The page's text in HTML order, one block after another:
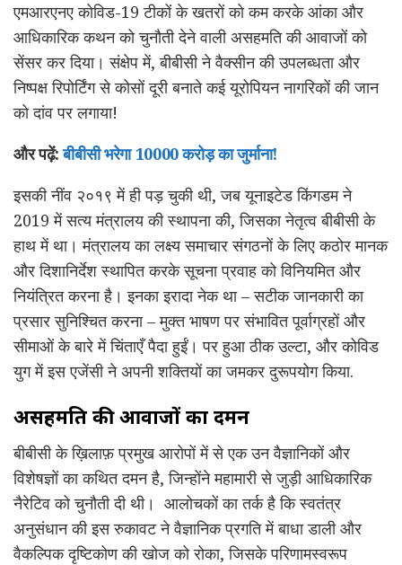
एमआरएनए कोविड-19 टीकों के खतरों को कम करके आंका और
आधिकारिक कथन को चुनौती देने वाली असहमति की आवाजों को
सेंसर कर दिया। संक्षेप में, बीबीसी ने वैक्सीन की उपलब्धता और
निष्पक्ष रिपोर्टिंग से कोसों दूरी बनाते कई यूरोपियन नागरिकों की जान
को दांव पर लगाया!
और पढ़ें:बीबीसी भरेगा 10000 करोड़ का जुर्माना!
इसकी नींव २०१९ में ही पड़ चुकी थी, जब यूनाइटेड किंगडम ने
2019 में सत्य मंत्रालय की स्थापना की, जिसका नेतृत्व बीबीसी के
हाथ में था। मंत्रालय का लक्ष्य समाचार संगठनों के लिए कठोर मानक
और दिशानिर्देश स्थापित करके सूचना प्रवाह को विनियमित और
नियंत्रित करना है। इनका इरादा नेक था – सटीक जानकारी का
प्रसार सुनिश्चित करना – मुक्त भाषण पर संभावित पूर्वाग्रहों और
सीमाओं के बारे में चिंताएँ पैदा हुईं। पर हुआ ठीक उल्टा, और कोविड
युग में इस एजेंसी ने अपनी शक्तियों का जमकर दुरूपयोग किया.
असहमति की आवाजों का दमन
बीबीसी के ख़िलाफ़ प्रमुख आरोपों में से एक उन वैज्ञानिकों और
विशेषज्ञों का कथित दमन है, जिन्होंने महामारी से जुड़ी आधिकारिक
नैरेटिव को चुनौती दी थी। आलोचकों का तर्क है कि स्वतंत्र
अनुसंधान की इस रुकावट ने वैज्ञानिक प्रगति में बाधा डाली और
वैकल्पिक दृष्टिकोण की खोज को रोका, जिसके परिणामस्वरूप